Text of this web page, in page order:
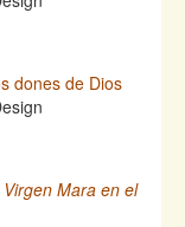
dones de Dios
Mara en el